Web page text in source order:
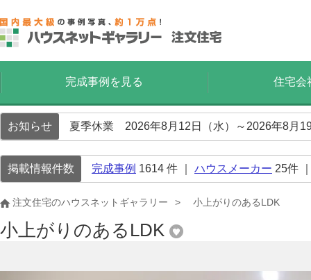
完成事例を見る 住宅会
お知らせ 夏季休業 2026年8月12日（水）～2026年8月
掲載情報件数 完成事例 1614 件 ｜ ハウスメーカー 25件
注文住宅のハウスネットギャラリー 小上がりのあるLDK
小上がりのあるLDK